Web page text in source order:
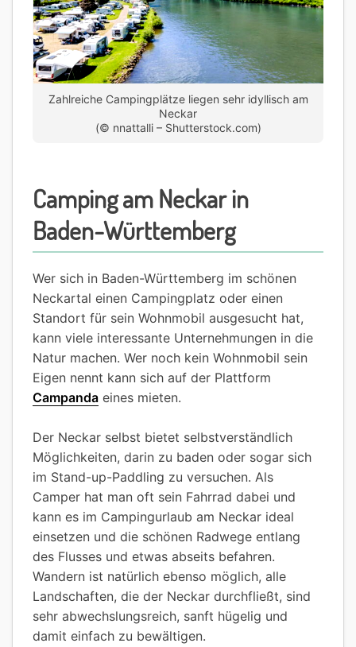
Zahlreiche Campingplätze liegen sehr idyllisch am
Neckar
(© nnattalli – Shutterstock.com)
Camping am Neckar in
Baden-Württemberg
Wer sich in Baden-Württemberg im schönen
Neckartal einen Campingplatz oder einen
Standort für sein Wohnmobil ausgesucht hat,
kann viele interessante Unternehmungen in die
Natur machen. Wer noch kein Wohnmobil sein
Eigen nennt kann sich auf der Plattform
Campanda eines mieten.
Der Neckar selbst bietet selbstverständlich
Möglichkeiten, darin zu baden oder sogar sich
im Stand-up-Paddling zu versuchen. Als
Camper hat man oft sein Fahrrad dabei und
kann es im Campingurlaub am Neckar ideal
einsetzen und die schönen Radwege entlang
des Flusses und etwas abseits befahren.
Wandern ist natürlich ebenso möglich, alle
Landschaften, die der Neckar durchfließt, sind
sehr abwechslungsreich, sanft hügelig und
damit einfach zu bewältigen.